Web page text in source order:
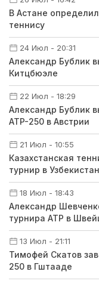
В Астане
теннису
24 Июл - 20:31
Александр Бублик
Китцбюэле
22 Июл - 18:29
Александр Бублик
ATP-250 в Австрии
21 Июл - 10:55
Казахстанская
турнир в
18 Июл - 18:43
Александр
турнира ATP в
13 Июл - 21:11
Тимофей Скатов
250 в Гштааде